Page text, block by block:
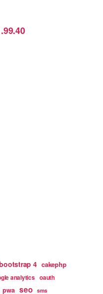
4 cakephp
analytics oauth
pwa seo sms